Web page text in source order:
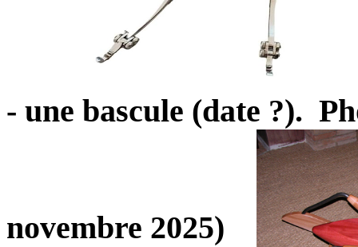
- une bascule (date ?).
novembre 2025)